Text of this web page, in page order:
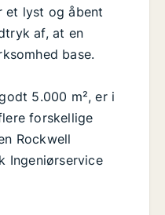
et lyst og åbent
af, at en
base.
5.000 m², er i
forskellige
Rockwell
Ingeniørservice